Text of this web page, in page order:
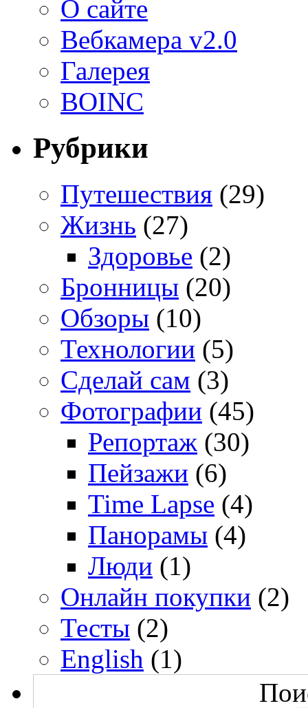
О сайте
Вебкамера v2.0
Галерея
BOINC
Рубрики
Путешествия (29)
Жизнь (27)
Здоровье (2)
Бронницы (20)
Обзоры (10)
Технологии (5)
Сделай сам (3)
Фотографии (45)
Репортаж (30)
Пейзажи (6)
Time Lapse (4)
Панорамы (4)
Люди (1)
Онлайн покупки (2)
Тесты (2)
English (1)